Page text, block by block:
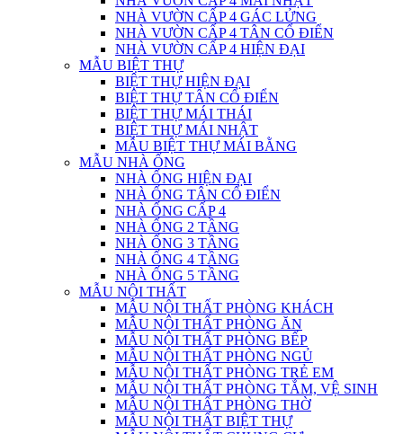
NHÀ VƯỜN CẤP 4 GÁC LỬNG
NHÀ VƯỜN CẤP 4 TÂN CỔ ĐIỂN
NHÀ VƯỜN CẤP 4 HIỆN ĐẠI
MẪU BIỆT THỰ
BIỆT THỰ HIỆN ĐẠI
BIỆT THỰ TÂN CỔ ĐIỂN
BIỆT THỰ MÁI THÁI
BIỆT THỰ MÁI NHẬT
MẪU BIỆT THỰ MÁI BẰNG
MẪU NHÀ ỐNG
NHÀ ỐNG HIỆN ĐẠI
NHÀ ỐNG TÂN CỔ ĐIỂN
NHÀ ỐNG CẤP 4
NHÀ ỐNG 2 TẦNG
NHÀ ỐNG 3 TẦNG
NHÀ ỐNG 4 TẦNG
NHÀ ỐNG 5 TẦNG
MẪU NỘI THẤT
MẪU NỘI THẤT PHÒNG KHÁCH
MẪU NỘI THẤT PHÒNG ĂN
MẪU NỘI THẤT PHÒNG BẾP
MẪU NỘI THẤT PHÒNG NGỦ
MẪU NỘI THẤT PHÒNG TRẺ EM
MẪU NỘI THẤT PHÒNG TẮM, VỆ SINH
MẪU NỘI THẤT PHÒNG THỜ
MẪU NỘI THẤT BIỆT THỰ